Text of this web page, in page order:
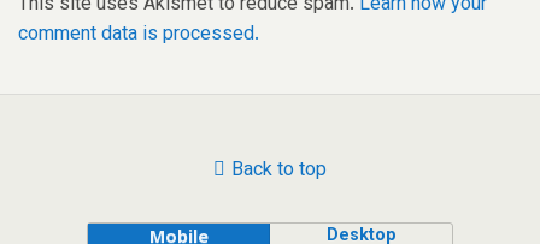
comment data is processed.
Back to top
Mobile Desktop